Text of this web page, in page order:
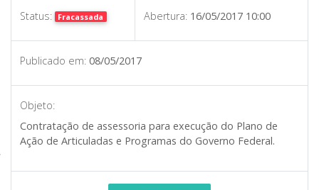
Status: Fracassada Abertura: 16/05/2017 10:00
Publicado em: 08/05/2017
Objeto:
Contratação de assessoria para execução do Plano de
Ação de Articuladas e Programas do Governo Federal.